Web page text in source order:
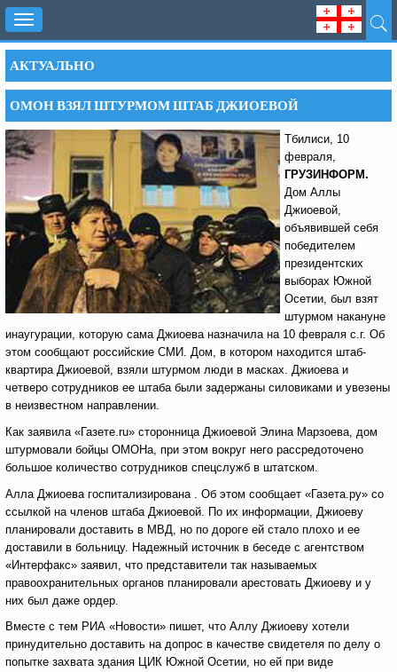
Toggle
navigation
АКТУАЛЬНО
ОМОН ВЗЯЛ ШТУРМОМ ШТАБ ДЖИОЕВОЙ
Тбилиси, 10
февраля,
ГРУЗИНФОРМ.
Дом Аллы
Джиоевой,
объявившей себя
победителем
президентских
выборах Южной
Осетии, был взят
штурмом накануне
инаугурации, которую сама Джиоева назначила на 10 февраля с.г. Об
этом сообщают российские СМИ. Дом, в котором находится штаб-
квартира Джиоевой, взяли штурмом люди в масках. Джиоева и
четверо сотрудников ее штаба были задержаны силовиками и увезены
в неизвестном направлении.
Как заявила «Газете.ru» сторонница Джиоевой Элина Марзоева, дом
штурмовали бойцы ОМОНа, при этом вокруг него рассредоточено
большое количество сотрудников спецслужб в штатском.
Алла Джиоева госпитализирована . Об этом сообщает «Газета.ру» со
ссылкой на членов штаба Джиоевой. По их информации, Джиоеву
планировали доставить в МВД, но по дороге ей стало плохо и ее
доставили в больницу. Надежный источник в беседе с агентством
«Интерфакс» заявил, что представители так называемых
правоохранительных органов планировали арестовать Джиоеву и у
них был даже ордер.
Вместе с тем РИА «Новости» пишет, что Аллу Джиоеву хотели
принудительно доставить на допрос в качестве свидетеля по делу о
попытке захвата здания ЦИК Южной Осетии, но ей при виде